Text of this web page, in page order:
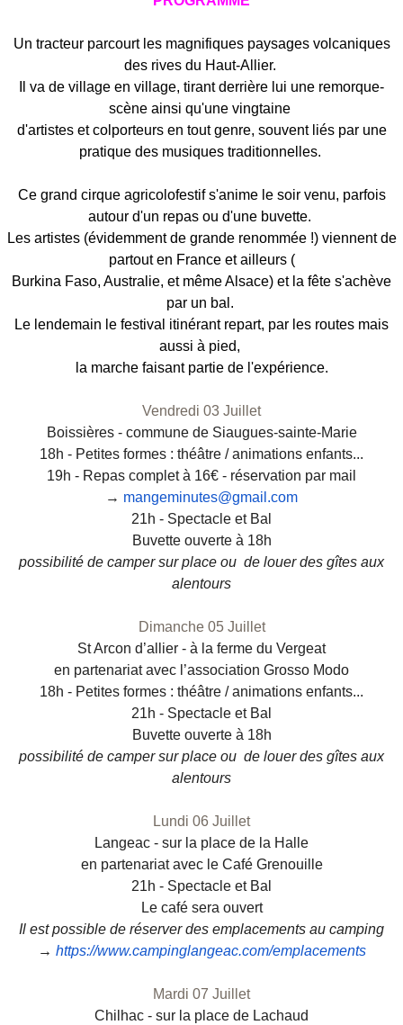
Un tracteur parcourt les magnifiques paysages volcaniques
des rives du Haut-Allier.
Il va de village en village, tirant derrière lui une remorque-
scène ainsi qu'une vingtaine
d'artistes et colporteurs en tout genre, souvent liés par une
pratique des musiques traditionnelles.
Ce grand cirque agricolofestif s'anime le soir venu, parfois
autour d'un repas ou d'une buvette.
Les artistes (évidemment de grande renommée !) viennent de
partout en France et ailleurs (
Burkina Faso, Australie, et même Alsace) et la fête s'achève
par un bal.
Le lendemain le festival itinérant repart, par les routes mais
aussi à pied,
la marche faisant partie de l'expérience.
Vendredi 03 Juillet
Boissières - commune de Siaugues-sainte-Marie
18h - Petites formes : théâtre / animations enfants...
19h - Repas complet à 16€ - réservation par mail
→ mangeminutes@gmail.com
21h - Spectacle et Bal
Buvette ouverte à 18h
possibilité de camper sur place ou de louer des gîtes aux
alentours
Dimanche 05 Juillet
St Arcon d’allier - à la ferme du Vergeat
en partenariat avec l’association Grosso Modo
18h - Petites formes : théâtre / animations enfants...
21h - Spectacle et Bal
Buvette ouverte à 18h
possibilité de camper sur place ou de louer des gîtes aux
alentours
Lundi 06 Juillet
Langeac - sur la place de la Halle
en partenariat avec le Café Grenouille
21h - Spectacle et Bal
Le café sera ouvert
Il est possible de réserver des emplacements au camping
→ https://www.campinglangeac.com/emplacements
Mardi 07 Juillet
Chilhac - sur la place de Lachaud